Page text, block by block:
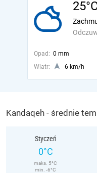
Opad: 0 mm
Wiatr:
6 km/h
Kandaqeh - średnie
Styczeń
0°C
maks. 5°C
min. -6°C